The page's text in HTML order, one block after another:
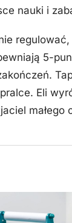
nauki i
5-
Eli
małego